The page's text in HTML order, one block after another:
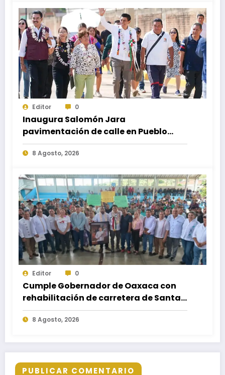
Editor 0
Inaugura Salomón Jara
pavimentación de calle en Pueblo
Nuevo; fortalece movilidad y
conectividad
8 Agosto, 2026
Editor 0
Cumple Gobernador de Oaxaca con
rehabilitación de carretera de Santa
María Ecatepec
8 Agosto, 2026
PUBLICAR COMENTARIO